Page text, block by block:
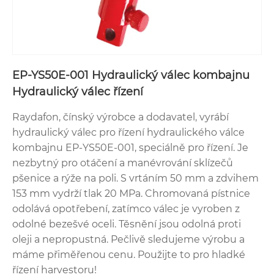
EP-YS50E-001 Hydraulický válec kombajnu
Hydraulický válec řízení
Raydafon, čínský výrobce a dodavatel, vyrábí
hydraulický válec pro řízení hydraulického válce
kombajnu EP-YS50E-001, speciálně pro řízení. Je
nezbytný pro otáčení a manévrování sklízečů
pšenice a rýže na poli. S vrtáním 50 mm a zdvihem
153 mm vydrží tlak 20 MPa. Chromovaná pístnice
odolává opotřebení, zatímco válec je vyroben z
odolné bezešvé oceli. Těsnění jsou odolná proti
oleji a nepropustná. Pečlivě sledujeme výrobu a
máme přiměřenou cenu. Použijte to pro hladké
řízení harvestoru!